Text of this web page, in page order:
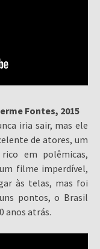
Fontes, 2015
iria sair, mas ele
de atores, um
em polêmicas,
filme imperdível,
às telas, mas foi
pontos, o Brasil
anos atrás.